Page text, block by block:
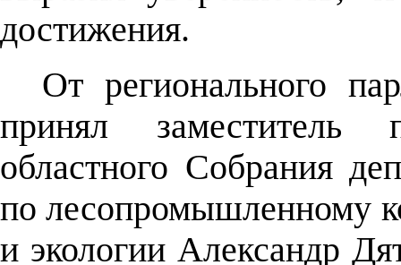
достижения.
От регионального
принял заместитель
областного Собрания
по лесопромышленному
и экологии Александр